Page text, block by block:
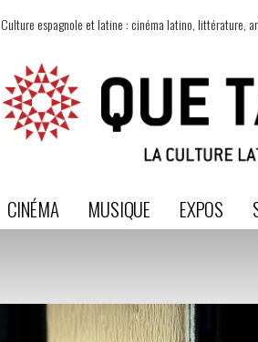
Culture espagnole et latine : cinéma latino, littérature,
CINÉMA MUSIQUE EXPOS